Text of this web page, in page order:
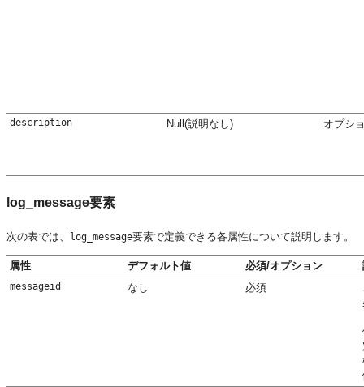
description Null(説明なし) オプシ
log_message要素
次の表では、 log_message要素で定義できる各属性について説明します。
属性 デフォルト値 必須/オプション
messageid なし 必須